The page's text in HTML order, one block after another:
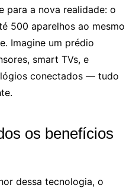
para a nova realidade: o
500 aparelhos ao mesmo
Imagine um prédio
smart TVs, e
conectados — tudo
os benefícios
dessa tecnologia, o